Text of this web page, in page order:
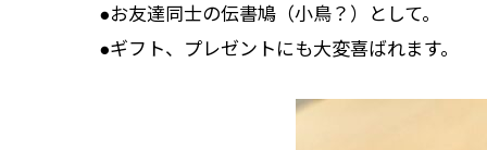
●お友達同士の伝書鳩（小鳥？）として。
●ギフト、プレゼントにも大変喜ばれます。